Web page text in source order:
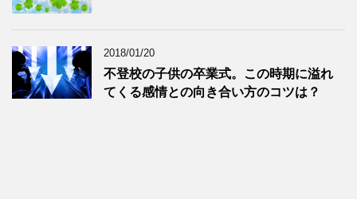
2018/01/20
不登校の子供の卒業式。この時期に溢れ
てくる感情との向き合い方のコツは？